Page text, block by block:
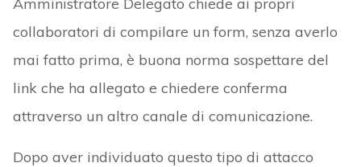
collaboratori di compilare un form, senza averlo
mai fatto prima, è buona norma sospettare del
link che ha allegato e chiedere conferma
attraverso un altro canale di comunicazione.
Dopo aver individuato questo tipo di attacco